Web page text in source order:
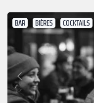
BAR BIÈRES COCKTAILS
Précédent